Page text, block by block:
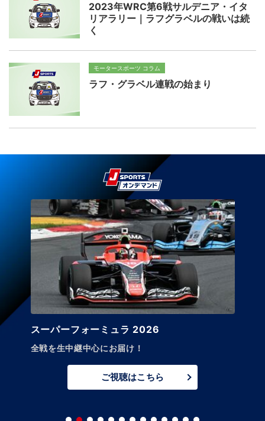
2023年WRC第6戦サルデニア・イタ
リアラリー｜ラフグラベルの戦いは続
く
モータースポーツ コラム
ラフ・グラベル連戦の始まり
スーパーフォーミュラ 2026
全戦を生中継中心にお届け！
ご視聴はこちら